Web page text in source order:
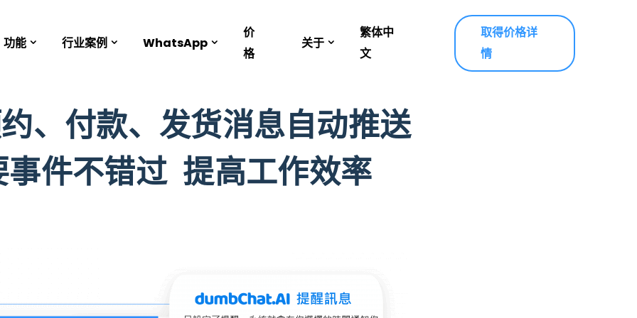
功能 行业案例 WhatsApp
价
格
关于
繁体中
文
取得价格详
情
、付款、发货消息自动推送
事件不错过 提高工作效率